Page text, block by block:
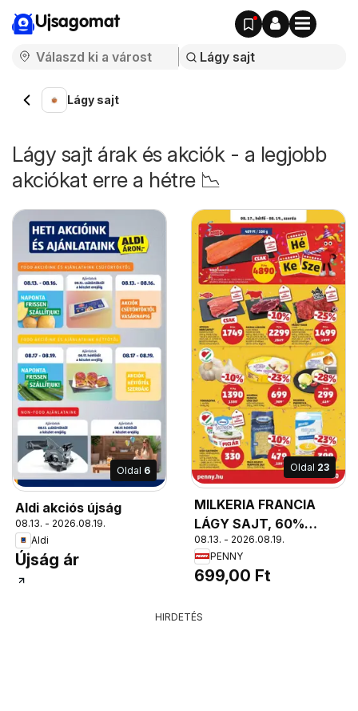
Ujsagomat
Lágy sajt
Lágy sajt árak és akciók - a legjobb
akciókat erre a hétre 📉
Oldal 6
Aldi akciós újság
08.13. - 2026.08.19.
Aldi
Újság ár
Oldal 23
MILKERIA FRANCIA
LÁGY SAJT, 60%
zsírtartalom
08.13. - 2026.08.19.
PENNY
699,00 Ft
HIRDETÉS